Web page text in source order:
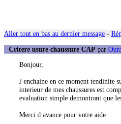
Aller tout en bas au dernier message -
Critere usure chaussure CAP par
Bonjour,
J enchaine en ce moment tendinite
interieur de mes chaussures est
evaluation simple demontrant que
Merci d avance pour votre aide